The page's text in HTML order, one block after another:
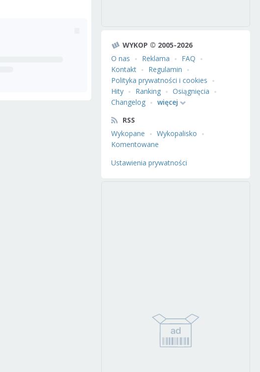
WYKOP © 2005-2026
O nas
Reklama
FAQ
Kontakt
Regulamin
Polityka prywatności i cookies
Hity
Ranking
Osiągnięcia
Changelog
więcej
RSS
Wykopane
Wykopalisko
Komentowane
Ustawienia prywatności